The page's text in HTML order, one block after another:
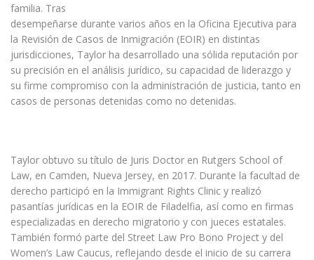
familia. Tras
desempeñarse durante varios años en la Oficina Ejecutiva para
la Revisión de Casos de Inmigración (EOIR) en distintas
jurisdicciones, Taylor ha desarrollado una sólida reputación por
su precisión en el análisis jurídico, su capacidad de liderazgo y
su firme compromiso con la administración de justicia, tanto en
casos de personas detenidas como no detenidas.
Taylor obtuvo su título de Juris Doctor en Rutgers School of
Law, en Camden, Nueva Jersey, en 2017. Durante la facultad de
derecho participó en la Immigrant Rights Clinic y realizó
pasantías jurídicas en la EOIR de Filadelfia, así como en firmas
especializadas en derecho migratorio y con jueces estatales.
También formó parte del Street Law Pro Bono Project y del
Women’s Law Caucus, reflejando desde el inicio de su carrera